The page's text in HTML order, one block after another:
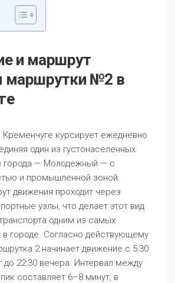
и маршрут
маршрутки №2 в
курсирует ежедневно
один из густонаселенных
города — Молодежный — с
и промышленной зоной.
движения проходит через
узлы, что делает этот вид
одним из самых
в городе. Согласно действующему
2 начинает движение с 5:30
до 22:30 вечера. Интервал между
составляет 6–8 минут, в